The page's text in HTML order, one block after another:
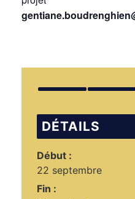
DÉTAILS
Début :
22 septembre
Fin :